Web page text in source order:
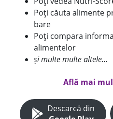
Poți căuta alimente
bare
Poți compara
alimentelor
și multe multe altele...
Află mai
Descarcă din